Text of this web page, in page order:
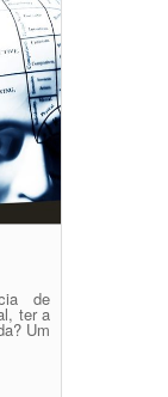
de
ter a
Um